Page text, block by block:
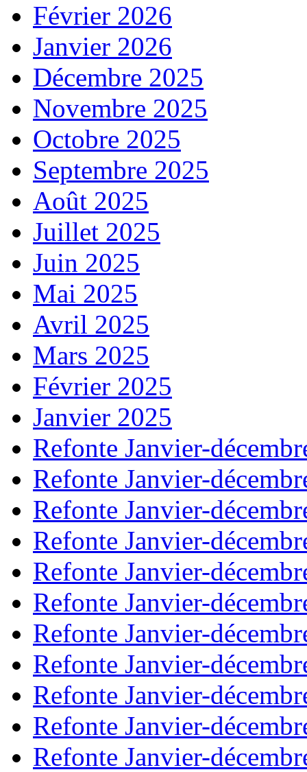
Février 2026
Janvier 2026
Décembre 2025
Novembre 2025
Octobre 2025
Septembre 2025
Août 2025
Juillet 2025
Juin 2025
Mai 2025
Avril 2025
Mars 2025
Février 2025
Janvier 2025
Refonte Janvier-
Refonte Janvier-
Refonte Janvier-
Refonte Janvier-
Refonte Janvier-
Refonte Janvier-
Refonte Janvier-
Refonte Janvier-
Refonte Janvier-
Refonte Janvier-
Refonte Janvier-